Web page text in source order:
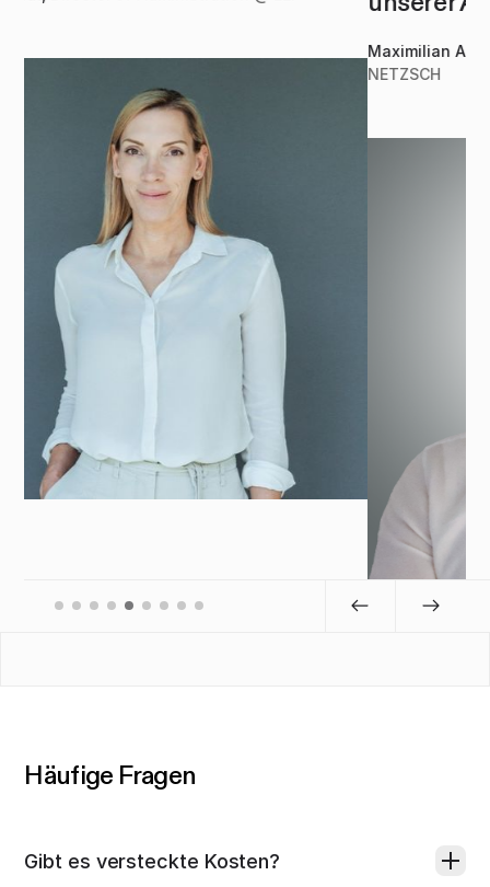
Head of Project Management @
Häufige Fragen
Gibt es versteckte Kosten?